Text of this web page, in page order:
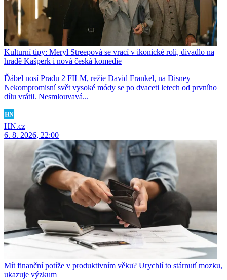
Kulturní tipy: Meryl Streepová se vrací v ikonické roli, divadlo na
hradě Kašperk i nová česká komedie
Ďábel nosí Pradu 2 FILM, režie David Frankel, na Disney+
Nekompromisní svět vysoké módy se po dvaceti letech od prvního
dílu vrátil. Nesmlouvavá...
HN.cz
6. 8. 2026, 22:00
Mít finanční potíže v produktivním věku? Urychlí to stárnutí mozku,
ukazuje výzkum